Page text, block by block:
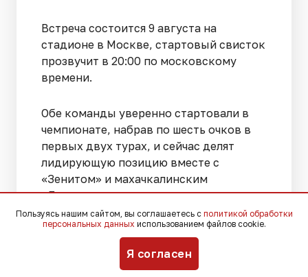
Встреча состоится 9 августа на
стадионе в Москве, стартовый свисток
прозвучит в 20:00 по московскому
времени.
Обе команды уверенно стартовали в
чемпионате, набрав по шесть очков в
первых двух турах, и сейчас делят
лидирующую позицию вместе с
«Зенитом» и махачкалинским
«Динамо».
Интересно, что в прошлом сезоне
«Краснодар» обыграл «Спартак»
Пользуясь нашим сайтом, вы соглашаетесь с политикой обработки
персональных данных использованием файлов cookie.
Я согласен